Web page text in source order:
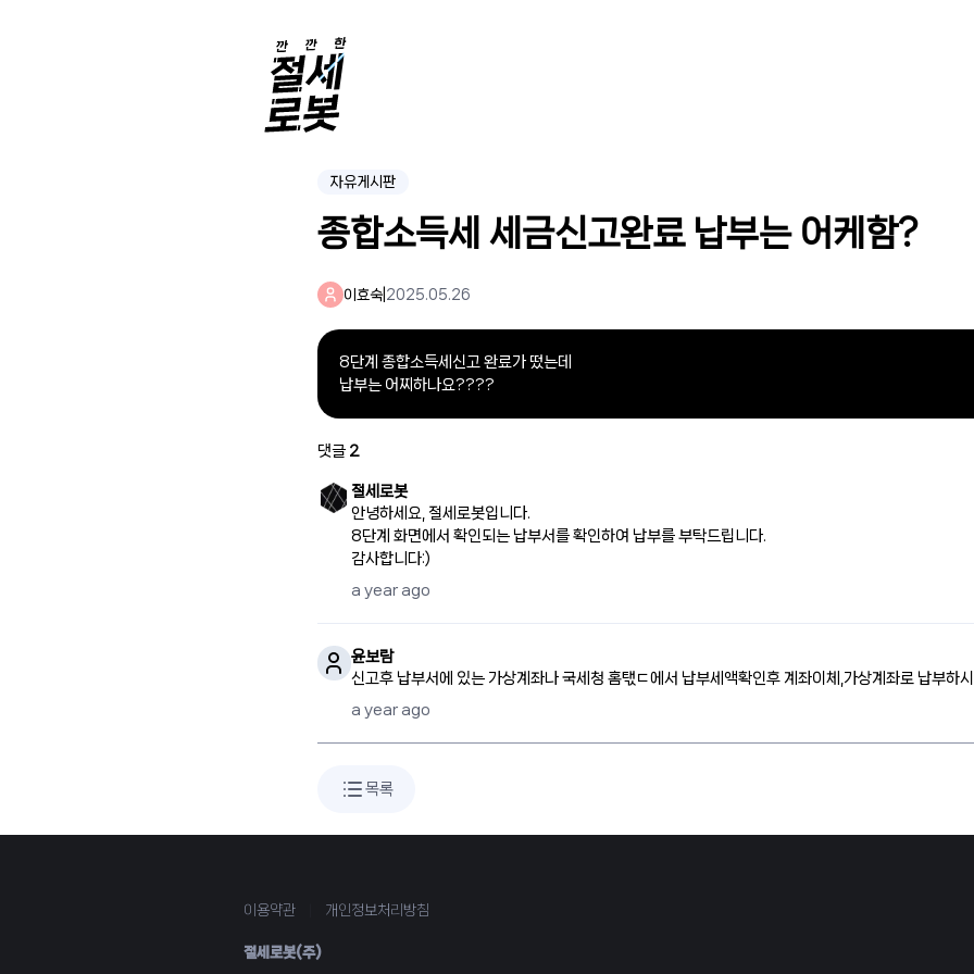
자유게시판
종합소득세 세금신고완료 납부는 어케함?
이효숙 2025.05.26
8단계 종합소득세신고 완료가 떴는데
납부는 어찌하나요????
댓글 2
절세로봇
안녕하세요, 절세로봇입니다.
8단계 화면에서 확인되는 납부서를 확인하여 납부를 부탁드립니다.
감사합니다:)
a year ago
윤보람
신고후 납부서에 있는 가상계좌나 국세청 홈탟ㄷ에서 납부세액확인후 계좌이체,가상계좌로 납부하
a year ago
목록
이용약관 개인정보처리방침
절세로봇(주)